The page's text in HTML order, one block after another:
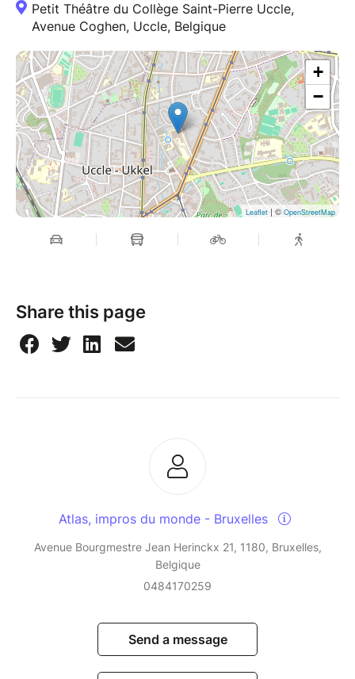
Petit Théâtre du Collège Saint-Pierre Uccle,
Avenue Coghen, Uccle, Belgique
+
−
Leaflet | © OpenStreetMap
Share this page
Atlas, impros du monde - Bruxelles
Avenue Bourgmestre Jean Herinckx 21, 1180, Bruxelles,
Belgique
0484170259
Send a message